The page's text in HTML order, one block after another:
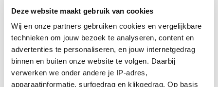
Deze website maakt gebruik van cookies
Wij en onze partners gebruiken cookies en vergelijkbare
technieken om jouw bezoek te analyseren, content en
advertenties te personaliseren, en jouw internetgedrag
binnen en buiten onze website te volgen. Daarbij
verwerken we onder andere je IP-adres,
apparaatinformatie, surfgedrag en klikgedrag. Op basis
Naar winkels